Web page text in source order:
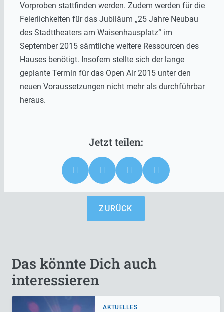
Vorproben stattfinden werden. Zudem werden für die
Feierlichkeiten für das Jubiläum „25 Jahre Neubau
des Stadttheaters am Waisenhausplatz“ im
September 2015 sämtliche weitere Ressourcen des
Hauses benötigt. Insofern stellte sich der lange
geplante Termin für das Open Air 2015 unter den
neuen Voraussetzungen nicht mehr als durchführbar
heraus.
ZURÜCK
Das könnte Dich auch
interessieren
AKTUELLES